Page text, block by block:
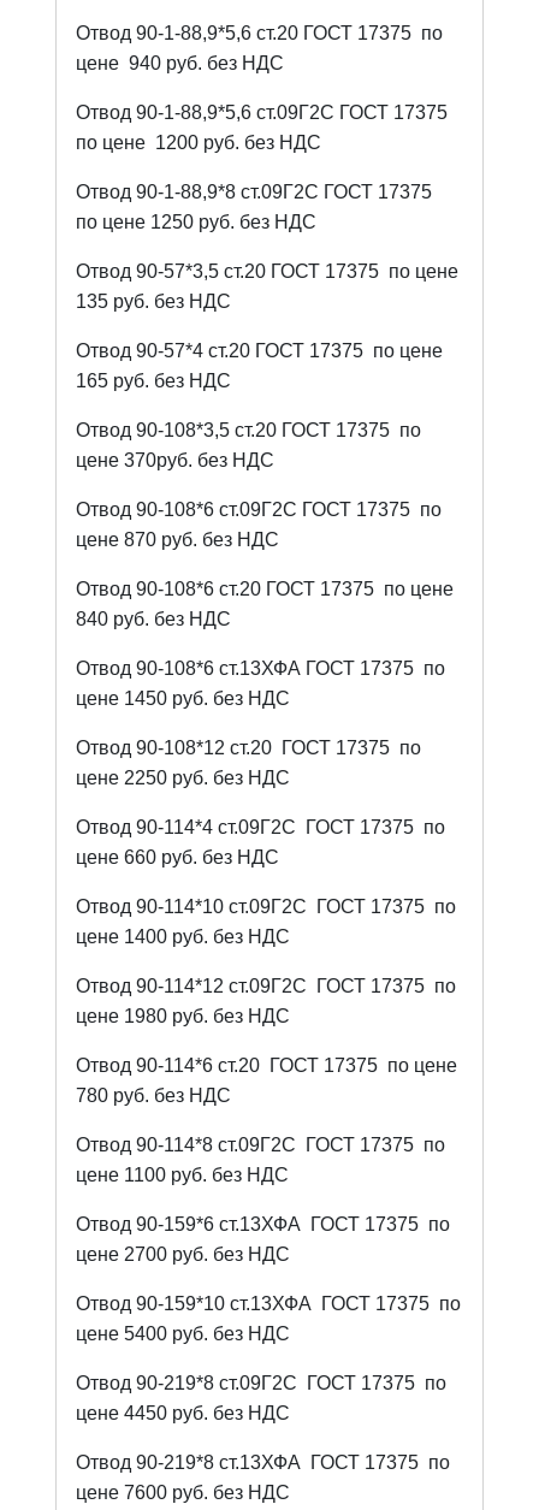
Отвод 90-1-88,9*5,6 ст.20 ГОСТ 17375 по
цене 940 руб. без НДС
Отвод 90-1-88,9*5,6 ст.09Г2С ГОСТ 17375
по цене 1200 руб. без НДС
Отвод 90-1-88,9*8 ст.09Г2С ГОСТ 17375
по цене 1250 руб. без НДС
Отвод 90-57*3,5 ст.20 ГОСТ 17375 по цене
135 руб. без НДС
Отвод 90-57*4 ст.20 ГОСТ 17375 по цене
165 руб. без НДС
Отвод 90-108*3,5 ст.20 ГОСТ 17375 по
цене 370руб. без НДС
Отвод 90-108*6 ст.09Г2С ГОСТ 17375 по
цене 870 руб. без НДС
Отвод 90-108*6 ст.20 ГОСТ 17375 по цене
840 руб. без НДС
Отвод 90-108*6 ст.13ХФА ГОСТ 17375 по
цене 1450 руб. без НДС
Отвод 90-108*12 ст.20 ГОСТ 17375 по
цене 2250 руб. без НДС
Отвод 90-114*4 ст.09Г2С ГОСТ 17375 по
цене 660 руб. без НДС
Отвод 90-114*10 ст.09Г2С ГОСТ 17375 по
цене 1400 руб. без НДС
Отвод 90-114*12 ст.09Г2С ГОСТ 17375 по
цене 1980 руб. без НДС
Отвод 90-114*6 ст.20 ГОСТ 17375 по цене
780 руб. без НДС
Отвод 90-114*8 ст.09Г2С ГОСТ 17375 по
цене 1100 руб. без НДС
Отвод 90-159*6 ст.13ХФА ГОСТ 17375 по
цене 2700 руб. без НДС
Отвод 90-159*10 ст.13ХФА ГОСТ 17375 по
цене 5400 руб. без НДС
Отвод 90-219*8 ст.09Г2С ГОСТ 17375 по
цене 4450 руб. без НДС
Отвод 90-219*8 ст.13ХФА ГОСТ 17375 по
цене 7600 руб. без НДС